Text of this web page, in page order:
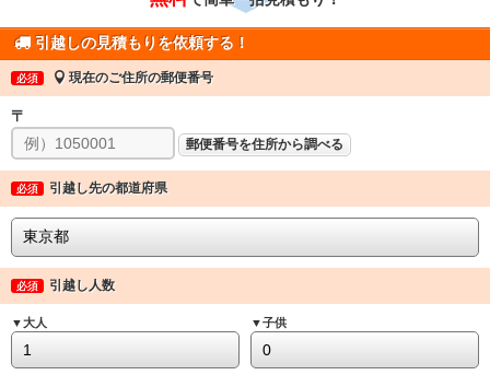
引越しの見積もりを依頼する！
必須 現在のご住所の郵便番号
〒
郵便番号を住所から調べる
必須 引越し先の都道府県
必須 引越し人数
▼大人 ▼子供